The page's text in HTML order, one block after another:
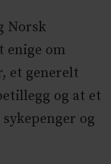
Norsk
enige om
et generelt
og at et
og